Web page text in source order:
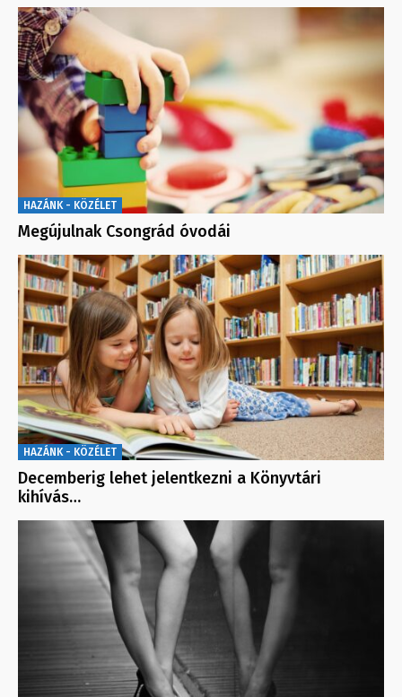
HAZÁNK - KÖZÉLET
Megújulnak Csongrád óvodái
HAZÁNK - KÖZÉLET
Decemberig lehet jelentkezni a Könyvtári
kihívás…